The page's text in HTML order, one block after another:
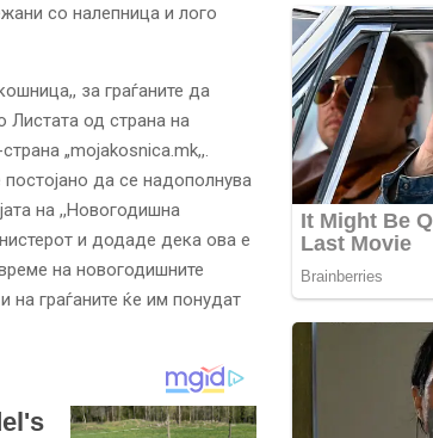
со налепница и лого
за граѓаните да
Листата од страна на
„mojakosnica.mk,,.
да се надополнува
на ,,Новогодишна
и додаде дека ова е
на новогодишните
на граѓаните ќе им понудат